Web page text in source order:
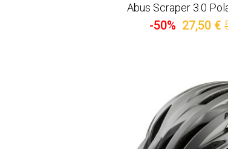
Abus Scraper 3.0
-50% 27,50 €